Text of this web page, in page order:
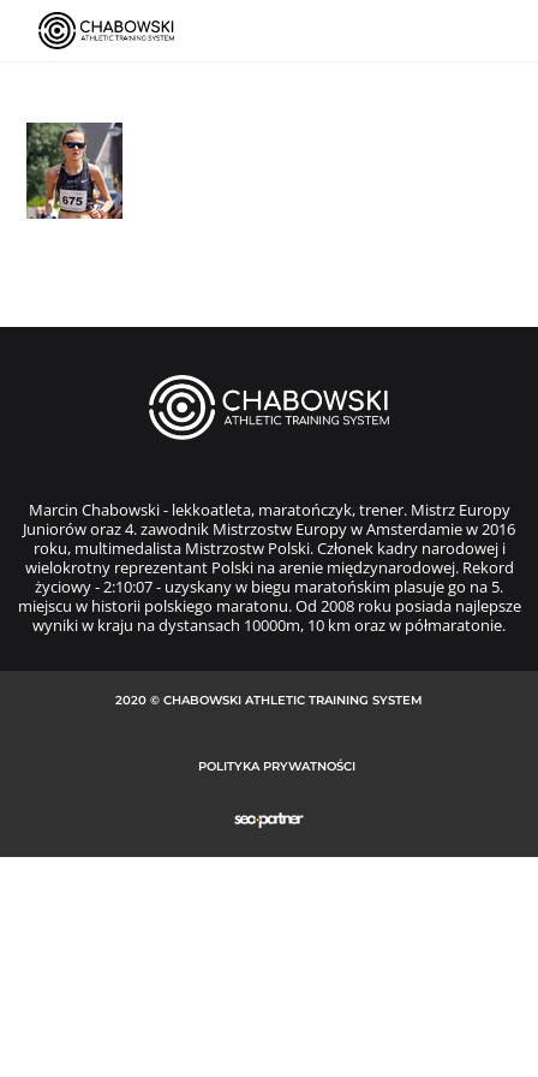
Marcin Chabowski - lekkoatleta, maratończyk, trener. Mistrz Europy
Juniorów oraz 4. zawodnik Mistrzostw Europy w Amsterdamie w 2016
roku, multimedalista Mistrzostw Polski. Członek kadry narodowej i
wielokrotny reprezentant Polski na arenie międzynarodowej. Rekord
życiowy - 2:10:07 - uzyskany w biegu maratońskim plasuje go na 5.
miejscu w historii polskiego maratonu. Od 2008 roku posiada najlepsze
wyniki w kraju na dystansach 10000m, 10 km oraz w półmaratonie.
2020 © CHABOWSKI ATHLETIC TRAINING SYSTEM
POLITYKA PRYWATNOŚCI